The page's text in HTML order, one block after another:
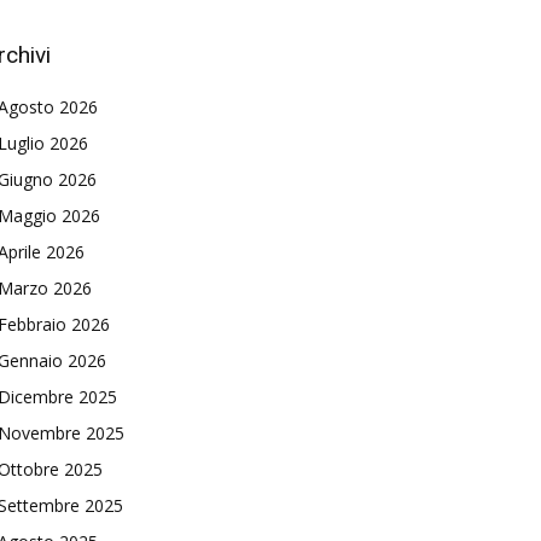
2026
2026
2026
2026
2026
2026
2026
2026
2025
2025
2025
2025